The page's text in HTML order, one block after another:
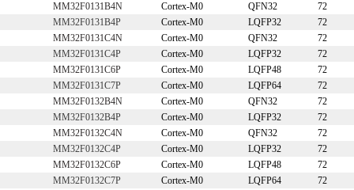
MM32F0131B4N
Cortex-M0 QFN32
72
MM32F0131B4P
Cortex-M0 LQFP32
72
MM32F0131C4N
Cortex-M0 QFN32
72
MM32F0131C4P
Cortex-M0 LQFP32
72
MM32F0131C6P
Cortex-M0 LQFP48
72
MM32F0131C7P
Cortex-M0 LQFP64
72
MM32F0132B4N
Cortex-M0 QFN32
72
MM32F0132B4P
Cortex-M0 LQFP32
72
MM32F0132C4N
Cortex-M0 QFN32
72
MM32F0132C4P
Cortex-M0 LQFP32
72
MM32F0132C6P
Cortex-M0 LQFP48
72
MM32F0132C7P
Cortex-M0 LQFP64
72